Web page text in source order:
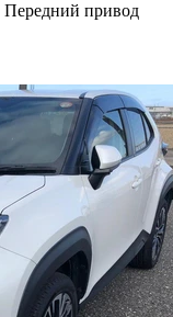
Передний привод